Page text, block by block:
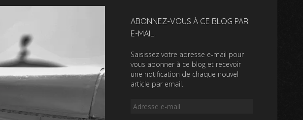
ABONNEZ-VOUS À CE BLOG PAR
E-MAIL.
Saisissez votre adresse e-mail pour
vous abonner à ce blog et recevoir
une notification de chaque nouvel
article par email.
Adresse